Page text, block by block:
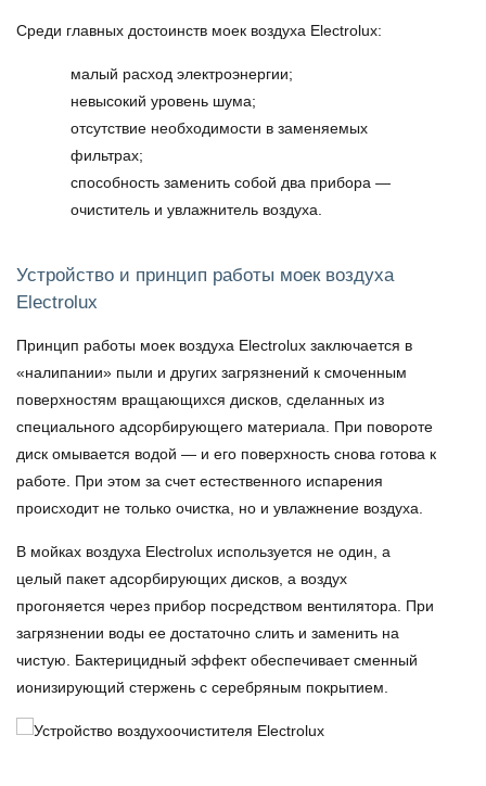
Среди главных достоинств моек воздуха Electrolux:
малый расход электроэнергии;
невысокий уровень шума;
отсутствие необходимости в заменяемых
фильтрах;
способность заменить собой два прибора —
очиститель и увлажнитель воздуха.
Устройство и принцип работы моек воздуха
Electrolux
Принцип работы моек воздуха Electrolux заключается в
«налипании» пыли и других загрязнений к смоченным
поверхностям вращающихся дисков, сделанных из
специального адсорбирующего материала. При повороте
диск омывается водой — и его поверхность снова готова к
работе. При этом за счет естественного испарения
происходит не только очистка, но и увлажнение воздуха.
В мойках воздуха Electrolux используется не один, а
целый пакет адсорбирующих дисков, а воздух
прогоняется через прибор посредством вентилятора. При
загрязнении воды ее достаточно слить и заменить на
чистую. Бактерицидный эффект обеспечивает сменный
ионизирующий стержень с серебряным покрытием.